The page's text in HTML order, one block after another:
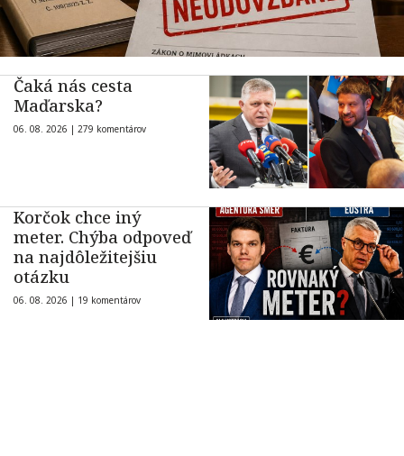
Čaká nás cesta
Maďarska?
06. 08. 2026 | 279 komentárov
Korčok chce iný
meter. Chýba odpoveď
na najdôležitejšiu
otázku
06. 08. 2026 | 19 komentárov